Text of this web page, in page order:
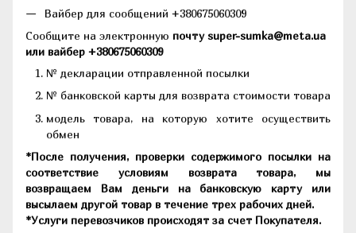
Вайбер для сообщений +380675060309
Сообщите на электронную почту super-sumka@meta.ua
или вайбер +380675060309
№ декларации отправленной посылки
№ банковской карты для возврата стоимости товара
модель товара, на которую хотите осуществить
обмен
*После получения, проверки содержимого посылки на
соответствие условиям возврата товара, мы
возвращаем Вам деньги на банковскую карту или
высылаем другой товар в течение трех рабочих дней.
*Услуги перевозчиков происходят за счет Покупателя.